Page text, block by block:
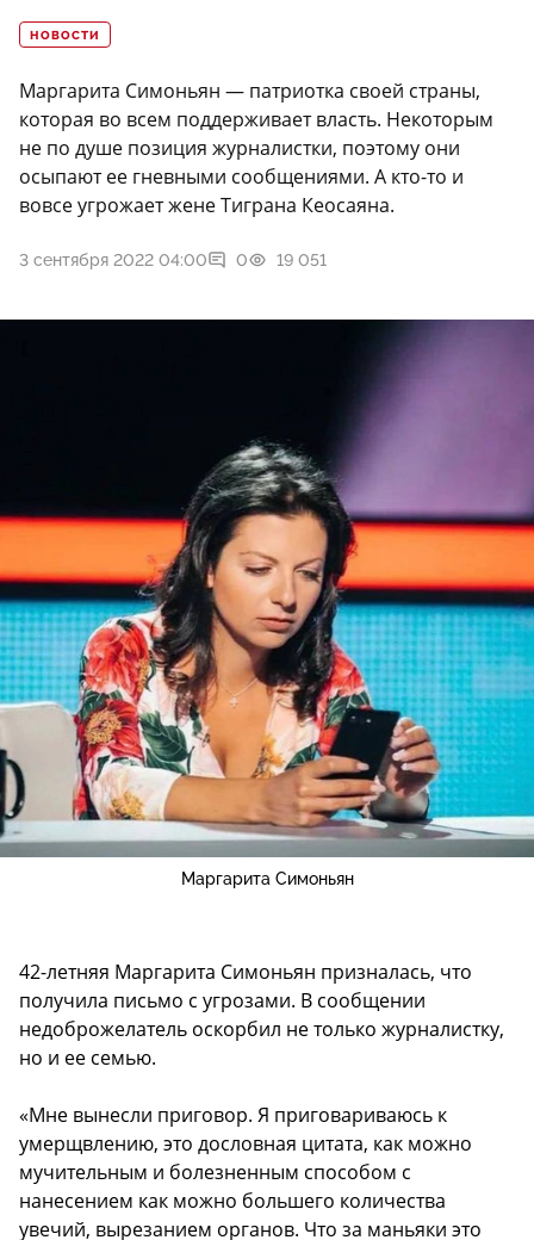
НОВОСТИ
Маргарита Симоньян — патриотка своей страны,
которая во всем поддерживает власть. Некоторым
не по душе позиция журналистки, поэтому они
осыпают ее гневными сообщениями. А кто-то и
вовсе угрожает жене Тиграна Кеосаяна.
3 сентября 2022 04:00 0 19 051
Маргарита Симоньян
42-летняя Маргарита Симоньян призналась, что
получила письмо с угрозами. В сообщении
недоброжелатель оскорбил не только журналистку,
но и ее семью.
«Мне вынесли приговор. Я приговариваюсь к
умерщвлению, это дословная цитата, как можно
мучительным и болезненным способом с
нанесением как можно большего количества
увечий, вырезанием органов. Что за маньяки это